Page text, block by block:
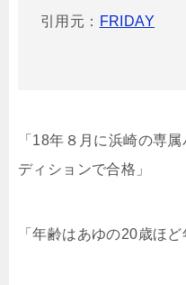
引用元： FRIDAY
「18年８月に浜崎の専
ディションで合格」
「年齢はあゆの20歳ほど